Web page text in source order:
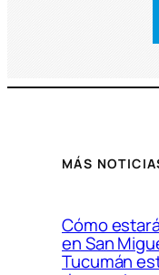
MÁS
Cómo
en San
Tucumán